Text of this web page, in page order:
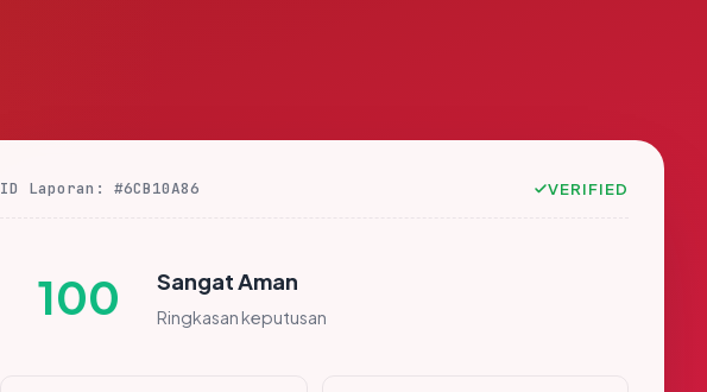
ID Laporan: #6CB10A86 VERIFIED
100 Sangat Aman
Ringkasan keputusan